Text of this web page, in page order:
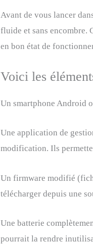
Avant de vous lancer
fluide et sans encombre.
en bon état de
Voici les
Un smartphone Android
Une application de
modification. Ils
Un firmware modifié
télécharger depuis une
Une batterie
pourrait la rendre